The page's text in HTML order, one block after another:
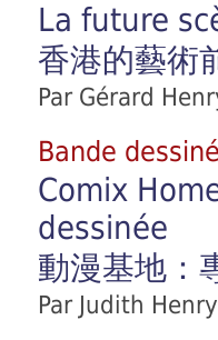
La future
香港的藝術
ParGérard
Bande
Comix
dessinée
動漫基地：
Par Judith Henry